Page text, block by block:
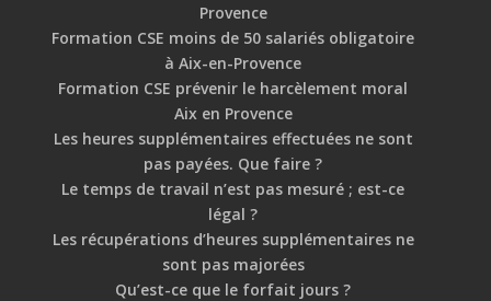
Provence
Formation CSE moins de 50 salariés obligatoire
à Aix-en-Provence
Formation CSE prévenir le harcèlement moral
Aix en Provence
Les heures supplémentaires effectuées ne sont
pas payées. Que faire ?
Le temps de travail n’est pas mesuré ; est-ce
légal ?
Les récupérations d’heures supplémentaires ne
sont pas majorées
Qu’est-ce que le forfait jours ?